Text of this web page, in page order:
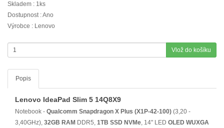
Skladem : 1ks
Dostupnost : Ano
Výrobce : Lenovo
Vlož do košíku
Popis
Lenovo IdeaPad Slim 5 14Q8X9
Notebook - Qualcomm Snapdragon X Plus (X1P-42-100) (3,20 -
3,40GHz), 32GB RAM DDR5, 1TB SSD NVMe, 14" LED OLED WUXGA